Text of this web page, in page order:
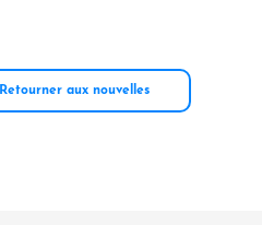
Retourner aux nouvelles